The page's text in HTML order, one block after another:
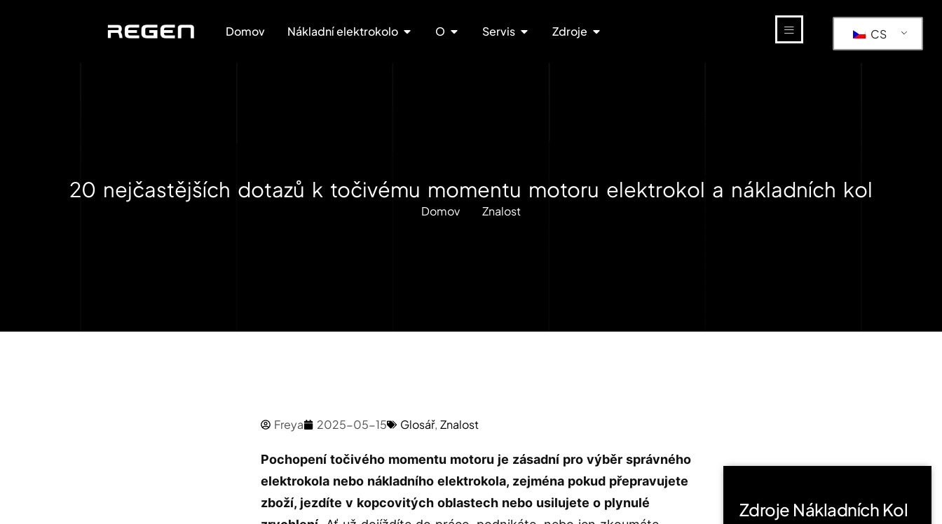
Domov Nákladní elektrokolo O Servis Zdroje CS
20 nejčastějších dotazů k točivému momentu motoru elektrokol a nákladních kol
Domov Znalost
Freya 2025-05-15 Glosář,Znalost
Pochopení točivého momentu motoru je zásadní pro výběr správného
elektrokola nebo nákladního elektrokola, zejména pokud přepravujete
zboží, jezdíte v kopcovitých oblastech nebo usilujete o plynulé
Zdroje Nákladních Kol